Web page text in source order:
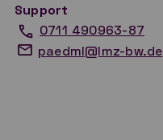
Support
0711 490963-87
paedml@lmz-bw.de